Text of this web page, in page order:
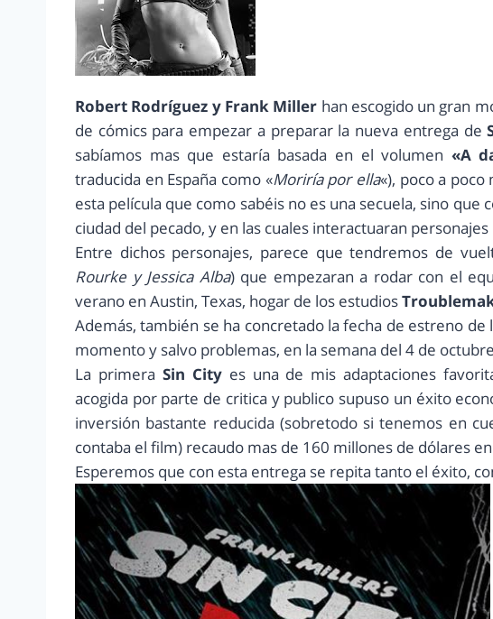
Robert Rodríguez y Frank Miller han escogido un gran
de cómics para empezar a preparar la nueva entrega de
sabíamos mas que estaría basada en el volumen «A
traducida en España como «Moriría por ella«), poco a
esta película que como sabéis no es una secuela, sino
ciudad del pecado, y en las cuales interactuaran
Entre dichos personajes, parece que tendremos de
Rourke y Jessica Alba) que empezaran a rodar con el
verano en Austin, Texas, hogar de los estudios
Además, también se ha concretado la fecha de estreno de
momento y salvo problemas, en la semana del 4 de
La primera Sin Cityes una de mis adaptaciones
acogida por parte de critica y publico supuso un éxito
inversión bastante reducida (sobretodo si tenemos en
contaba el film) recaudo mas de 160 millones de dólares
Esperemos que con esta entrega se repita tanto el éxito,